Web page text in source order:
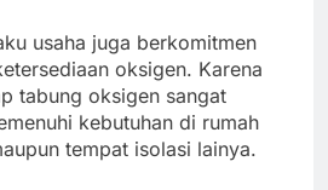
usaha juga berkomitmen
oksigen. Karena
tabung oksigen sangat
kebutuhan di rumah
tempat isolasi lainya.